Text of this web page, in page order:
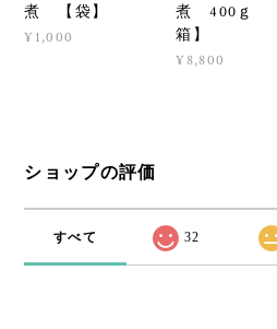
煮 【袋】
¥1,000
煮 400ｇ
箱】
¥8,800
ショップの評価
すべて 32